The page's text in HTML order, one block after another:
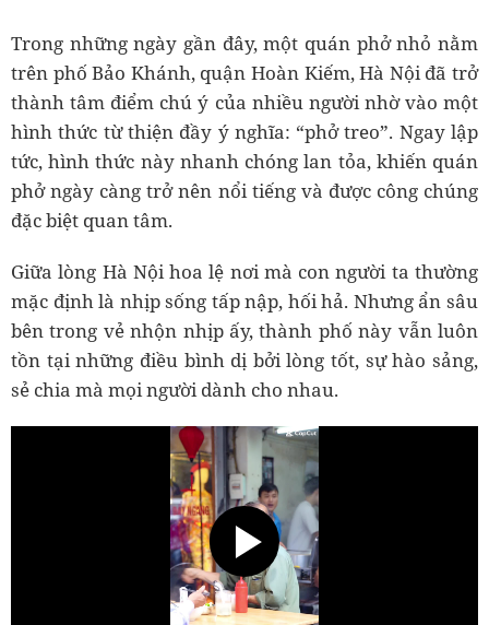
Trong những ngày gần đây, một quán phở nhỏ nằm
trên phố Bảo Khánh, quận Hoàn Kiếm, Hà Nội đã trở
thành tâm điểm chú ý của nhiều người nhờ vào một
hình thức từ thiện đầy ý nghĩa: “phở treo”. Ngay lập
tức, hình thức này nhanh chóng lan tỏa, khiến quán
phở ngày càng trở nên nổi tiếng và được công chúng
đặc biệt quan tâm.
Giữa lòng Hà Nội hoa lệ nơi mà con người ta thường
mặc định là nhịp sống tấp nập, hối hả. Nhưng ẩn sâu
bên trong vẻ nhộn nhịp ấy, thành phố này vẫn luôn
tồn tại những điều bình dị bởi lòng tốt, sự hào sảng,
sẻ chia mà mọi người dành cho nhau.